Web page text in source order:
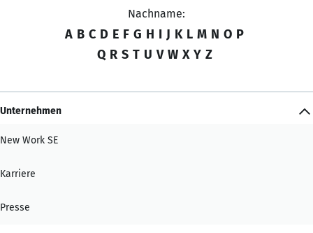
Nachname:
A B C D E F G H I J K L M N O P
Q R S T U V W X Y Z
Unternehmen
New Work SE
Karriere
Presse